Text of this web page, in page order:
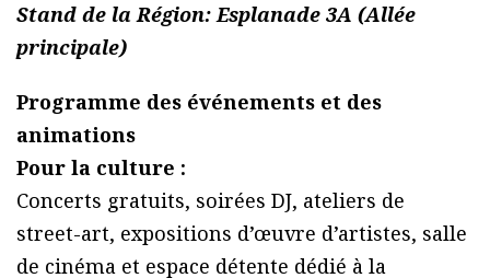
Stand de la Région: Esplanade 3A (Allée
principale)
Programme des événements et des
animations
Pour la culture :
Concerts gratuits, soirées DJ, ateliers de
street-art, expositions d’œuvre d’artistes, salle
de cinéma et espace détente dédié à la